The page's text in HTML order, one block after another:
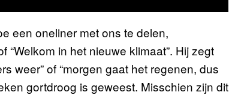
een oneliner met ons te delen,
“Welkom in het nieuwe klimaat”. Hij zegt
weer” of “morgen gaat het regenen, dus
gortdroog is geweest. Misschien zijn dit